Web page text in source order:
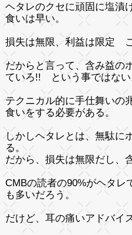
ヘタレのクセに頑固に塩
食いは早い。
損失は無限、利益は限定
だからと言って、含み益の
ていろ!! という事ではない
テクニカル的に手仕舞いの
食いをする必要がある。
しかしヘタレとは、無駄に
る。
だから、損失は無限だし、
CMBの読者の90%がヘタレ
も多いだろう。
だけど、耳の痛いアドバイ